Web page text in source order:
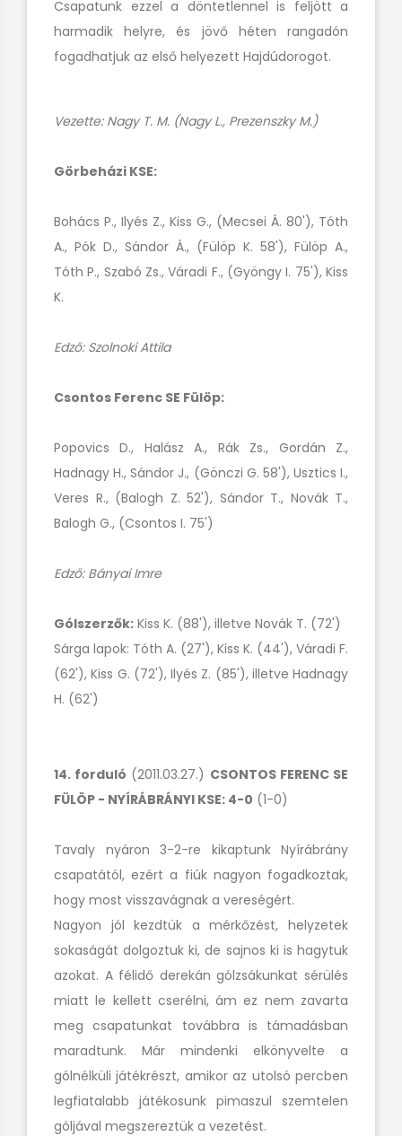
Csapatunk ezzel a döntetlennel is feljött a
harmadik helyre, és jövő héten rangadón
fogadhatjuk az első helyezett Hajdúdorogot.
Vezette: Nagy T. M. (Nagy L., Prezenszky M.)
Görbeházi KSE:
Bohács P., Ilyés Z., Kiss G., (Mecsei Á. 80'), Tóth
A., Pók D., Sándor Á., (Fülöp K. 58'), Fülöp A.,
Tóth P., Szabó Zs., Váradi F., (Gyöngy I. 75'), Kiss
K.
Edző: Szolnoki Attila
Csontos Ferenc SE Fülöp:
Popovics D., Halász A., Rák Zs., Gordán Z.,
Hadnagy H., Sándor J., (Gönczi G. 58'), Usztics I.,
Veres R., (Balogh Z. 52'), Sándor T., Novák T.,
Balogh G., (Csontos I. 75')
Edző: Bányai Imre
Gólszerzők: Kiss K. (88'), illetve Novák T. (72')
Sárga lapok: Tóth A. (27'), Kiss K. (44'), Váradi F.
(62'), Kiss G. (72'), Ilyés Z. (85'), illetve Hadnagy
H. (62')
14. forduló (2011.03.27.) CSONTOS FERENC SE
FÜLÖP - NYÍRÁBRÁNYI KSE: 4-0 (1-0)
Tavaly nyáron 3-2-re kikaptunk Nyírábrány
csapatától, ezért a fiúk nagyon fogadkoztak,
hogy most visszavágnak a vereségért.
Nagyon jól kezdtük a mérkőzést, helyzetek
sokaságát dolgoztuk ki, de sajnos ki is hagytuk
azokat. A félidő derekán gólzsákunkat sérülés
miatt le kellett cserélni, ám ez nem zavarta
meg csapatunkat továbbra is támadásban
maradtunk. Már mindenki elkönyvelte a
gólnélküli játékrészt, amikor az utolsó percben
legfiatalabb játékosunk pimaszul szemtelen
góljával megszereztük a vezetést.